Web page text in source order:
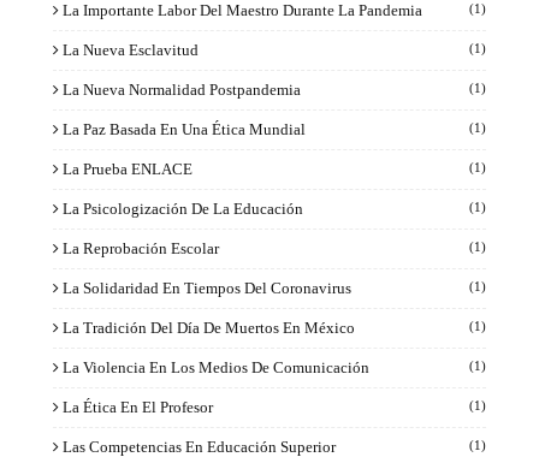
La Importante Labor Del Maestro Durante La Pandemia (1)
La Nueva Esclavitud (1)
La Nueva Normalidad Postpandemia (1)
La Paz Basada En Una Ética Mundial (1)
La Prueba ENLACE (1)
La Psicologización De La Educación (1)
La Reprobación Escolar (1)
La Solidaridad En Tiempos Del Coronavirus (1)
La Tradición Del Día De Muertos En México (1)
La Violencia En Los Medios De Comunicación (1)
La Ética En El Profesor (1)
Las Competencias En Educación Superior (1)